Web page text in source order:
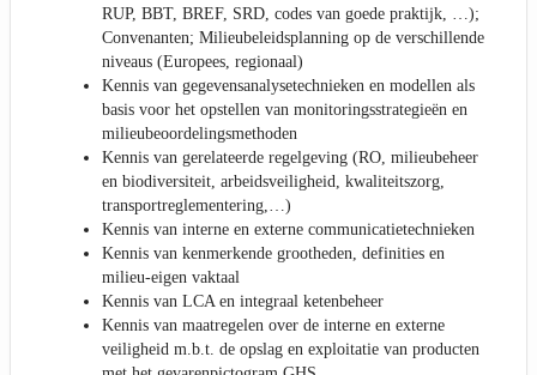
RUP, BBT, BREF, SRD, codes van goede praktijk, …);
Convenanten; Milieubeleidsplanning op de verschillende
niveaus (Europees, regionaal)
Kennis van gegevensanalysetechnieken en modellen als
basis voor het opstellen van monitoringsstrategieën en
milieubeoordelingsmethoden
Kennis van gerelateerde regelgeving (RO, milieubeheer
en biodiversiteit, arbeidsveiligheid, kwaliteitszorg,
transportreglementering,…)
Kennis van interne en externe communicatietechnieken
Kennis van kenmerkende grootheden, definities en
milieu-eigen vaktaal
Kennis van LCA en integraal ketenbeheer
Kennis van maatregelen over de interne en externe
veiligheid m.b.t. de opslag en exploitatie van producten